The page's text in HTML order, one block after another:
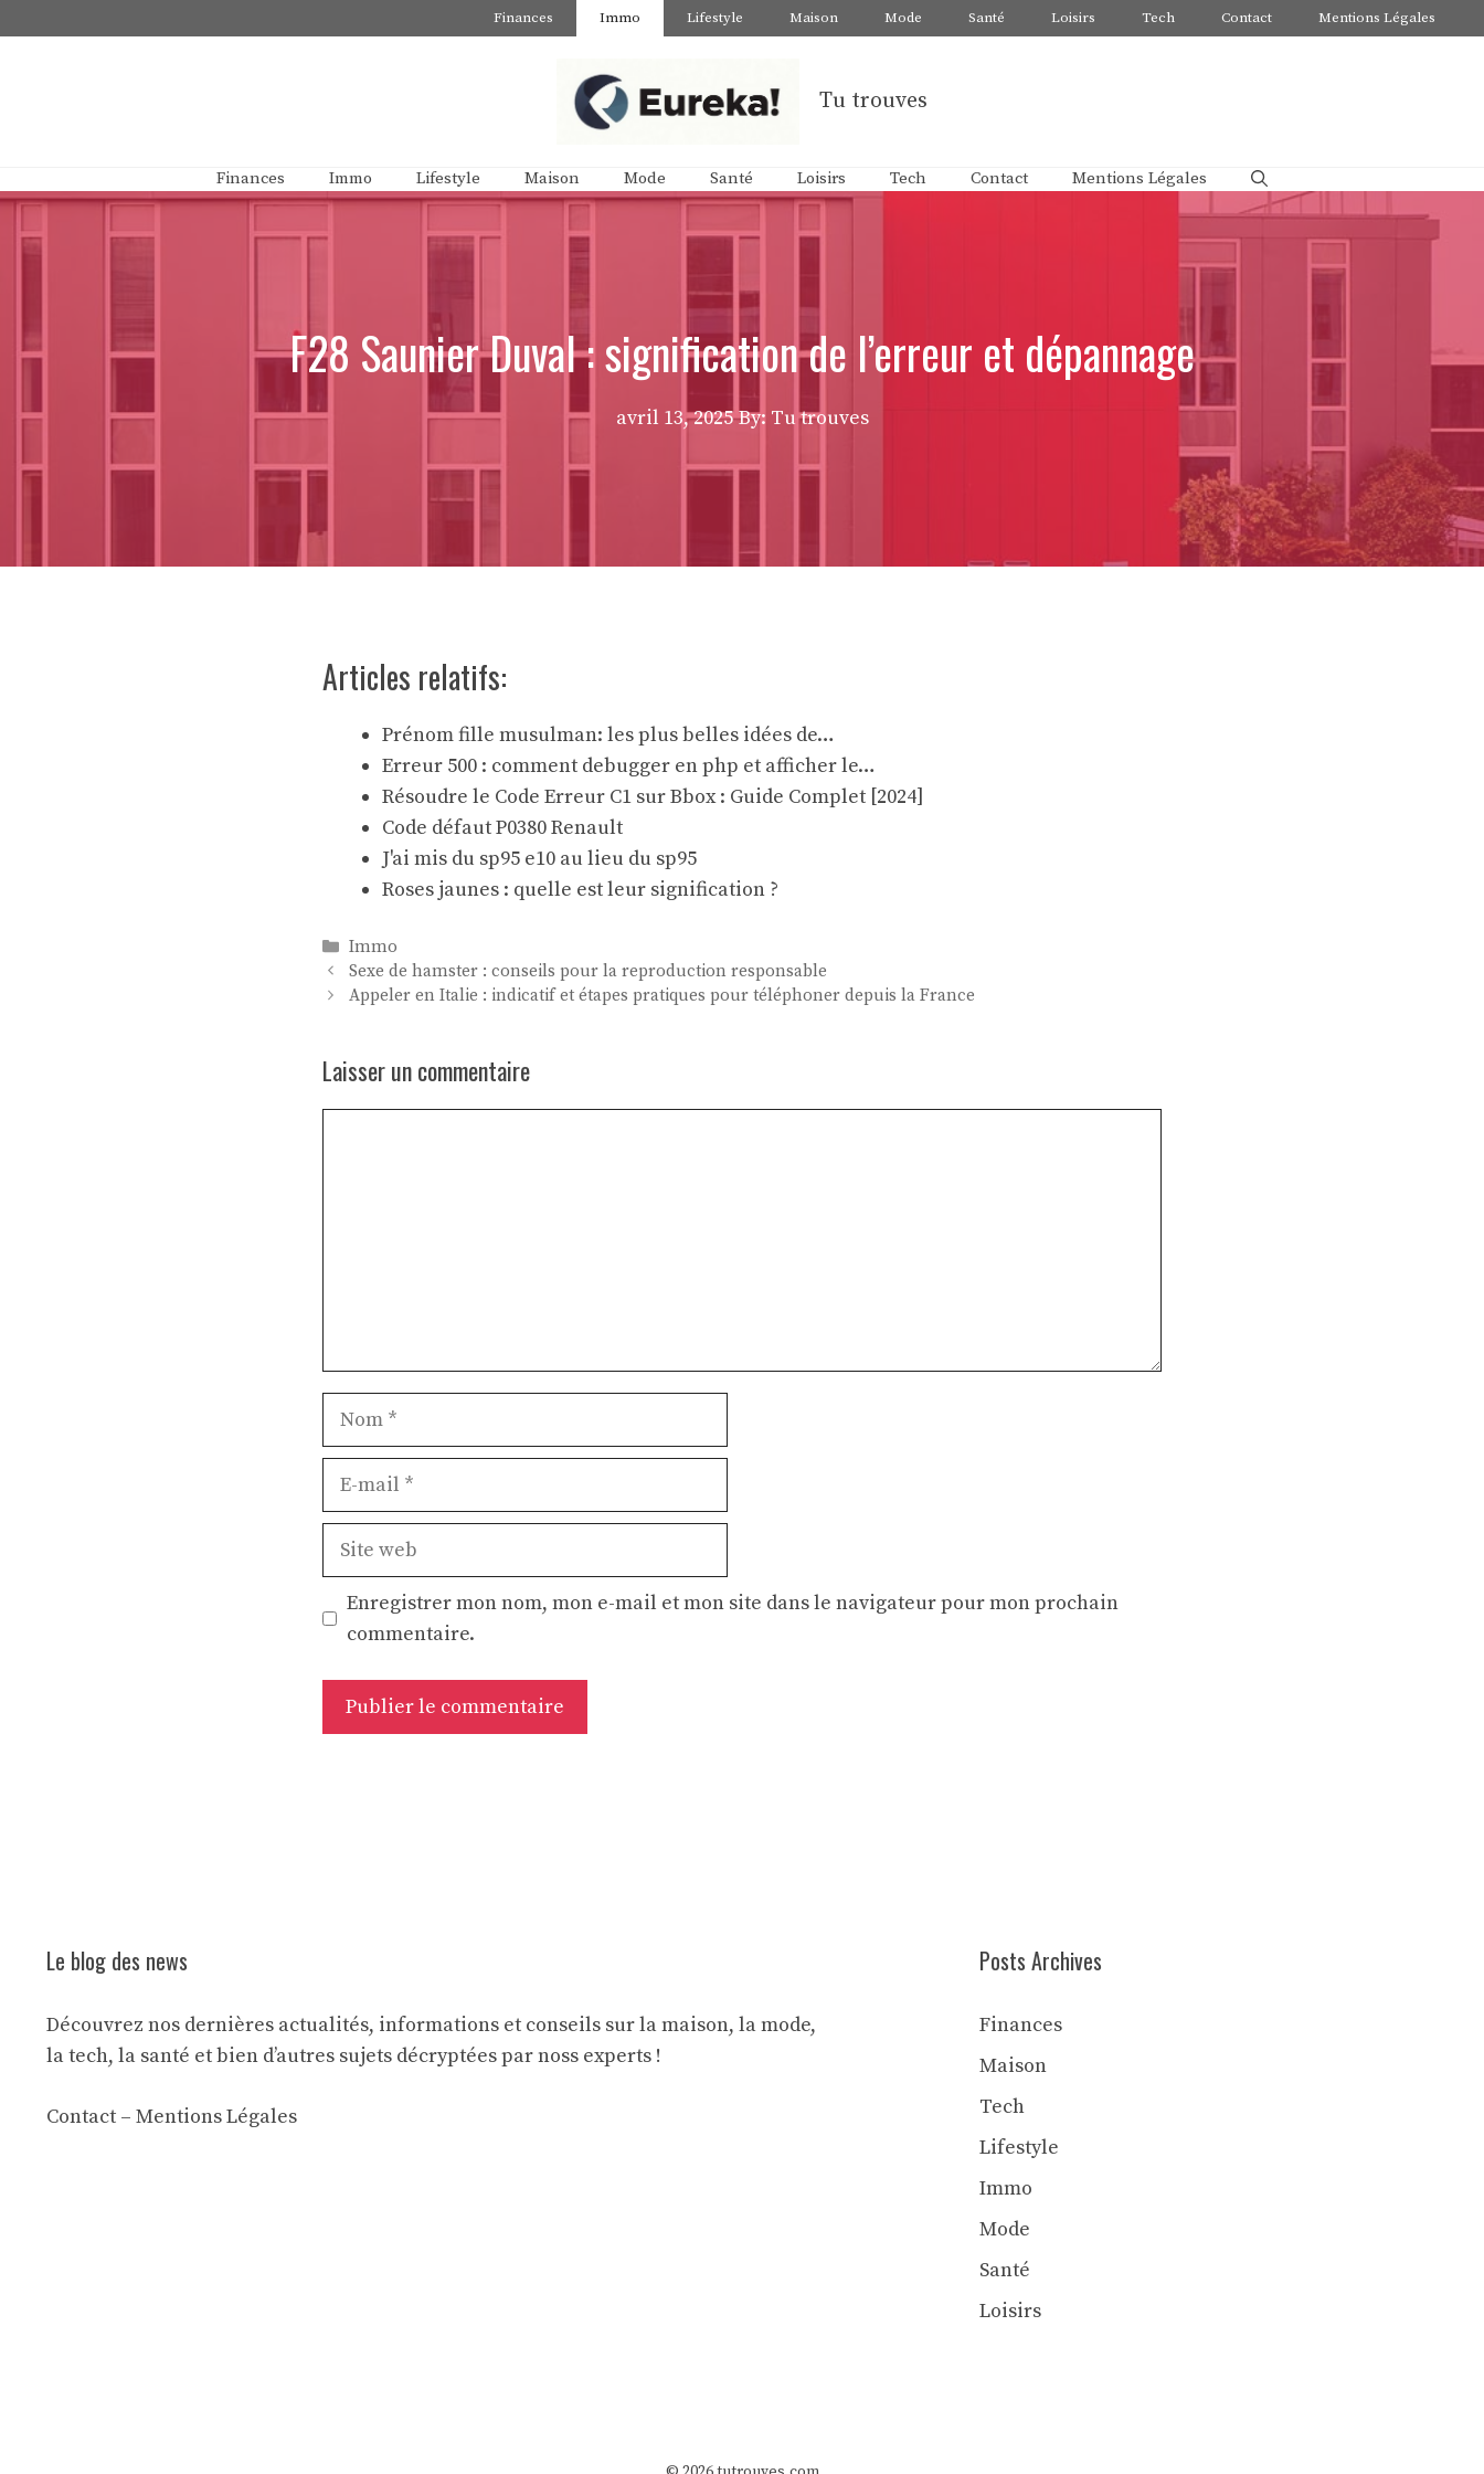
au
Finances Immo Lifestyle Maison Mode Santé Loisirs Tech Contact Mentions Légales
Tu trouves
Finances Immo Lifestyle Maison Mode Santé Loisirs Tech Contact Mentions Légales
F28 Saunier Duval : signification de l’erreur et dépannage
avril 13, 2025 By: Tu trouves
Articles relatifs:
Prénom fille musulman: les plus belles idées de…
Erreur 500 : comment debugger en php et afficher le…
Résoudre le Code Erreur C1 sur Bbox : Guide Complet [2024]
Code défaut P0380 Renault
J'ai mis du sp95 e10 au lieu du sp95
Roses jaunes : quelle est leur signification ?
Catégories
Immo
Sexe de hamster : conseils pour la reproduction responsable
Appeler en Italie : indicatif et étapes pratiques pour téléphoner depuis la France
Laisser un commentaire
Nom
Site
Enregistrer mon nom, mon e-mail et mon site dans le navigateur pour mon prochain
commentaire.
Le blog des news
Découvrez nos dernières actualités, informations et conseils sur la maison, la mode,
la tech, la santé et bien d’autres sujets décryptées par noss experts !
Contact – Mentions Légales
Posts Archives
Finances
Maison
Tech
Lifestyle
Immo
Mode
Santé
Loisirs